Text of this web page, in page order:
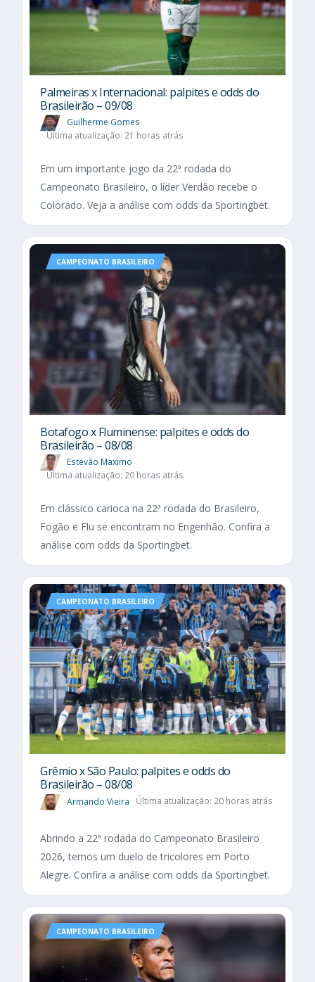
Palmeiras x Internacional: palpites e odds do
Brasileirão – 09/08
Guilherme Gomes
Última atualização: 21 horas atrás
Em um importante jogo da 22ª rodada do
Campeonato Brasileiro, o líder Verdão recebe o
Colorado. Veja a análise com odds da Sportingbet.
CAMPEONATO BRASILEIRO
Botafogo x Fluminense: palpites e odds do
Brasileirão – 08/08
Estevão Maximo
Última atualização: 20 horas atrás
Em clássico carioca na 22ª rodada do Brasileiro,
Fogão e Flu se encontram no Engenhão. Confira a
análise com odds da Sportingbet.
CAMPEONATO BRASILEIRO
Grêmio x São Paulo: palpites e odds do
Brasileirão – 08/08
Armando Vieira Última atualização: 20 horas atrás
Abrindo a 22ª rodada do Campeonato Brasileiro
2026, temos um duelo de tricolores em Porto
Alegre. Confira a análise com odds da Sportingbet.
CAMPEONATO BRASILEIRO